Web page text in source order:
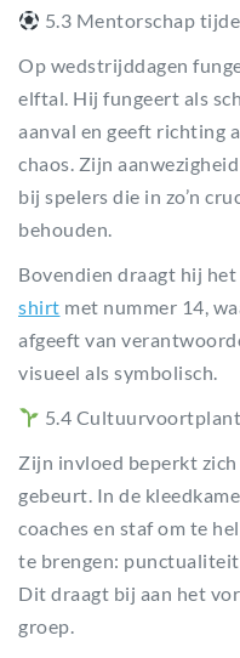
5.3 Mentorschap
Op wedstrijddagen
elftal. Hij fungeert als
aanval en geeft richting
chaos. Zijn
bij spelers die in zo’n
behouden.
Bovendien draagt hij
shirt met nummer 14,
afgeeft van
visueel als symbolisch.
5.4
Zijn invloed beperkt
gebeurt. In de
coaches en staf om te
te brengen:
Dit draagt bij aan het
groep.